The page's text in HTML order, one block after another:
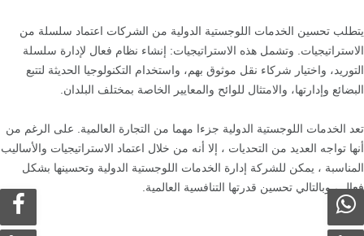
يتطلب تحسين الخدمات اللوجستية الدولية من الشركات اعتماد سلسلة من
الاستراتيجيات. وتشمل هذه الاستراتيجيات: إنشاء نظام فعال لإدارة سلسلة
التوريد، واختيار شركاء نقل موثوق بهم، واستخدام التكنولوجيا الحديثة لتتبع
البضائع وإدارتها، والامتثال للوائح والمعايير الخاصة بمختلف البلدان.
تعد الخدمات اللوجستية الدولية جزءا مهما من التجارة العالمية. على الرغم من
أنها تواجه العديد من التحديات ، إلا أنه من خلال اعتماد الاستراتيجيات والأساليب
المناسبة ، يمكن للشركة إدارة الخدمات اللوجستية الدولية وتحسينها بشكل
فعال ، وبالتالي تحسين قدرتها التنافسية العالمية.